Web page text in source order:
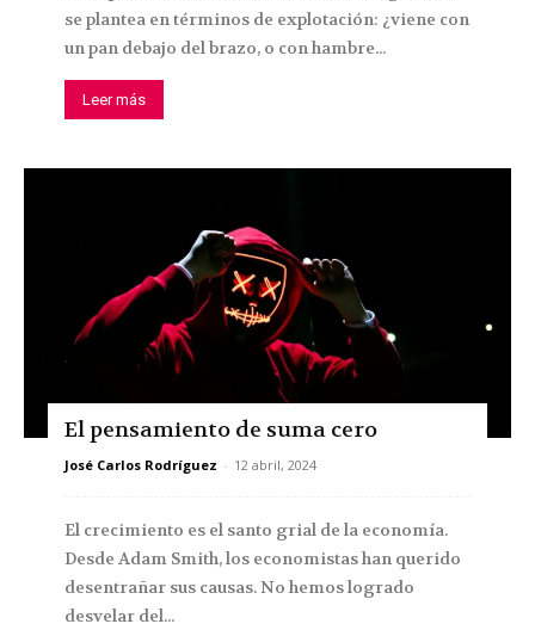
se plantea en términos de explotación: ¿viene con
un pan debajo del brazo, o con hambre...
Leer más
El pensamiento de suma cero
José Carlos Rodríguez - 12 abril, 2024
El crecimiento es el santo grial de la economía.
Desde Adam Smith, los economistas han querido
desentrañar sus causas. No hemos logrado
desvelar del...